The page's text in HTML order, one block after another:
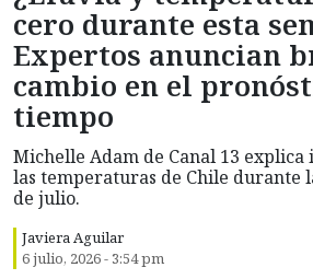
cero durante esta
Expertos anuncian
cambio en el
tiempo
Michelle Adam de Canal 13 explica
las temperaturas de Chile durante
de julio.
Javiera Aguilar
6 julio, 2026 - 3:54 pm